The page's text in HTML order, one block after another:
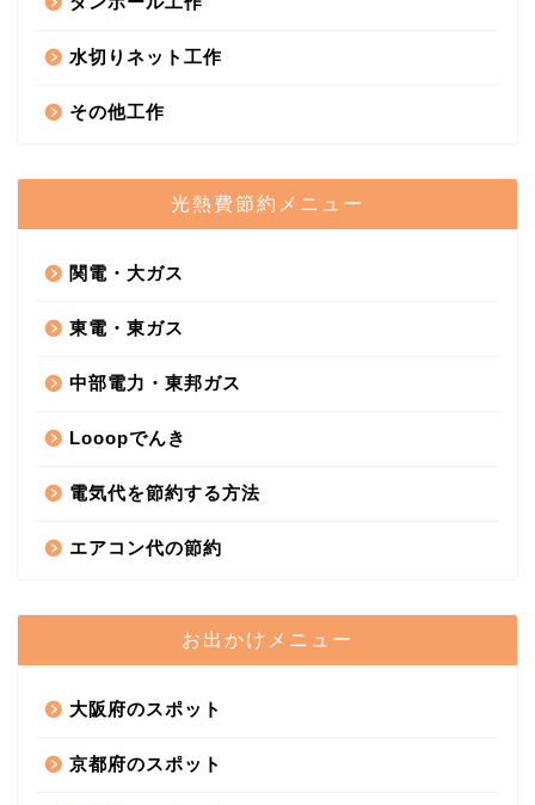
水切りネット工作
その他工作
光熱費節約メニュー
関電・大ガス
東電・東ガス
中部電力・東邦ガス
Looopでんき
電気代を節約する方法
エアコン代の節約
お出かけメニュー
大阪府のスポット
京都府のスポット